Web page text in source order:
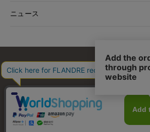
ニュース
お問い合わせ 利用規約 会社概要 プラ
特定商取引・古物営業法に基づく表示